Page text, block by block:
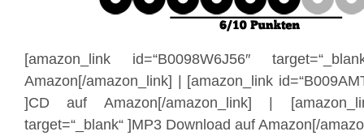
[amazon_link id=“B0098W6J56″
Amazon[/amazon_link] | [amazon_link
]CD auf Amazon[/amazon_link] |
target=“_blank“ ]MP3 Download auf Amazon[/